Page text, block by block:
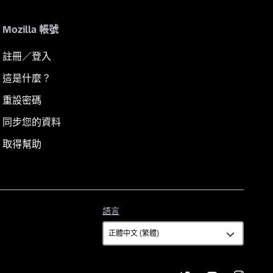
Mozilla 帳號
註冊／登入
這是什麼？
重設密碼
同步您的資料
取得幫助
語言
言